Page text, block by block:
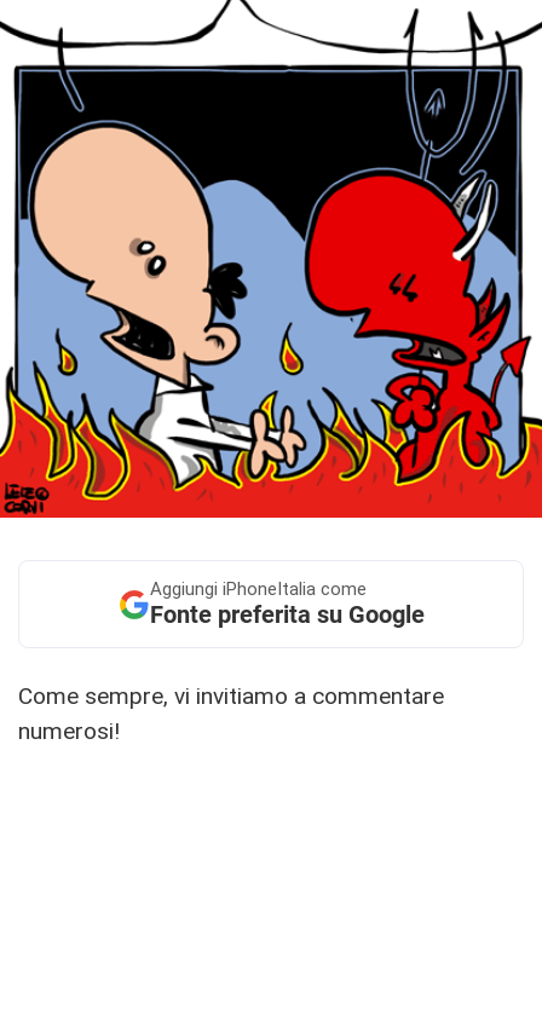
Aggiungi iPhoneItalia come
Fonte preferita su Google
Come sempre, vi invitiamo a commentare
numerosi!